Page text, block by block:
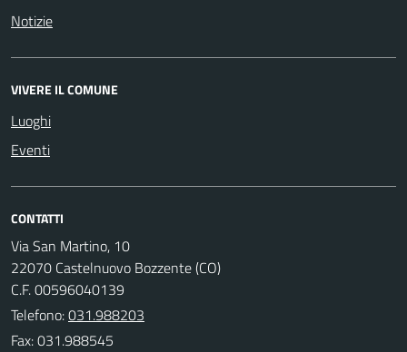
Notizie
VIVERE IL COMUNE
Luoghi
Eventi
CONTATTI
Via San Martino, 10
22070 Castelnuovo Bozzente (CO)
C.F. 00596040139
Telefono:031.988203
Fax: 031.988545